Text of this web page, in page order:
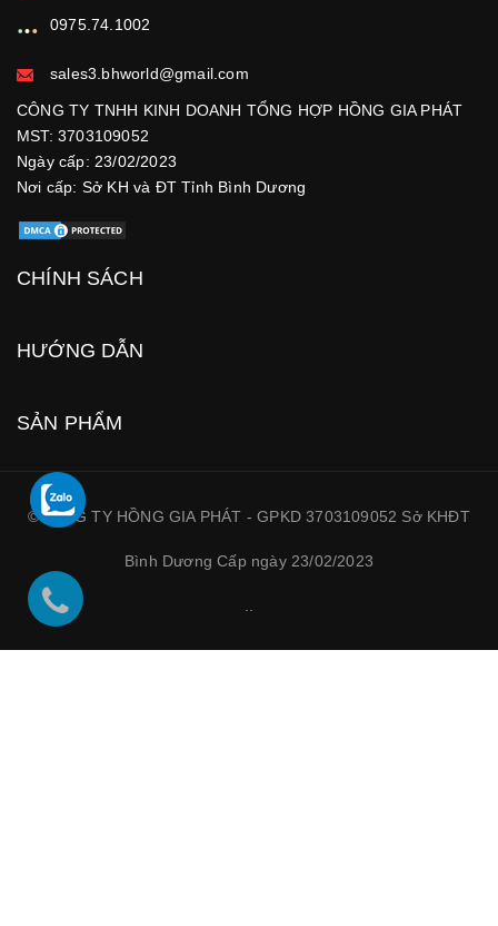
0975.74.1002
sales3.bhworld@gmail.com
CÔNG TY TNHH KINH DOANH TỔNG HỢP HỒNG GIA PHÁT
MST: 3703109052
Ngày cấp: 23/02/2023
Nơi cấp: Sở KH và ĐT Tỉnh Bình Dương
CHÍNH SÁCH
HƯỚNG DẪN
SẢN PHẨM
©CÔNG TY HỒNG GIA PHÁT - GPKD 3703109052 Sở KHĐT
Bình Dương Cấp ngày 23/02/2023